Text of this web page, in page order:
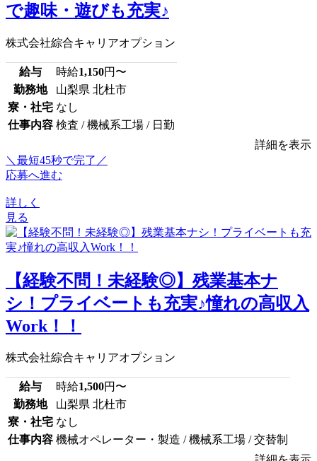
で趣味・遊びも充実♪
株式会社綜合キャリアオプション
給与 時給1,150円〜
勤務地
山梨県 北杜市
寮・社宅 なし
仕事内容 検査 / 機械系工場 / 日勤
詳細を表示
＼最短45秒で完了／
応募へ進む
詳しく
見る
【経験不問！未経験◎】残業基本ナ
シ！プライベートも充実♪憧れの高収入
Work！！
株式会社綜合キャリアオプション
給与 時給1,500円〜
勤務地
山梨県 北杜市
寮・社宅 なし
仕事内容 機械オペレーター・製造 / 機械系工場 / 交替制